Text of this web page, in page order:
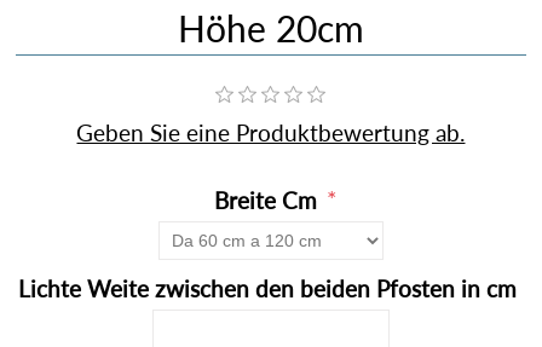
Höhe 20cm
Geben Sie eine Produktbewertung ab.
Breite Cm *
Lichte Weite zwischen den beiden Pfosten in cm